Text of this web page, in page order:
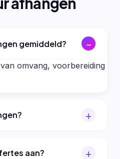
gemiddeld?
omvang, voorbereiding
aan?